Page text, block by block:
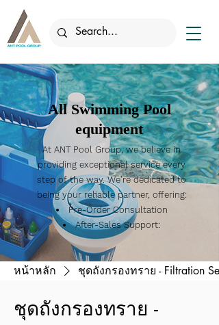
All Swimming Pool
equipment
At ANT Pool Group, we believe in
providing exceptional service every
step of the way. We're dedicated to
being your reliable partner, offering:
Pre-Order Consultation
After-Sales Support:
หน้าหลัก ชุดถังกรองทราย - Filtration Set
ชุดถังกรองทราย -